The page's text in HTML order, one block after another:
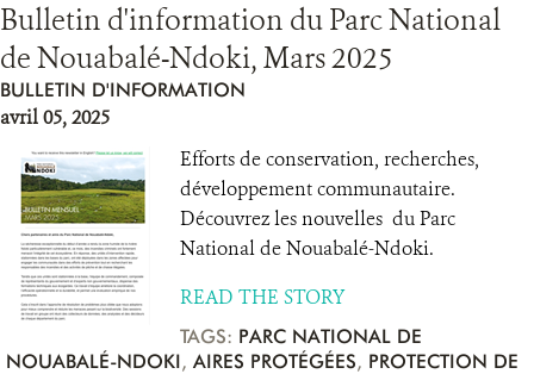
Bulletin d'information du Parc National
de Nouabalé-Ndoki, Mars 2025
BULLETIN D'INFORMATION
avril 05, 2025
Efforts de conservation, recherches,
développement communautaire.
Découvrez les nouvelles du Parc
National de Nouabalé-Ndoki.
READ THE STORY
TAGS: PARC NATIONAL DE
NOUABALÉ-NDOKI, AIRES PROTÉGÉES, PROTECTION DE